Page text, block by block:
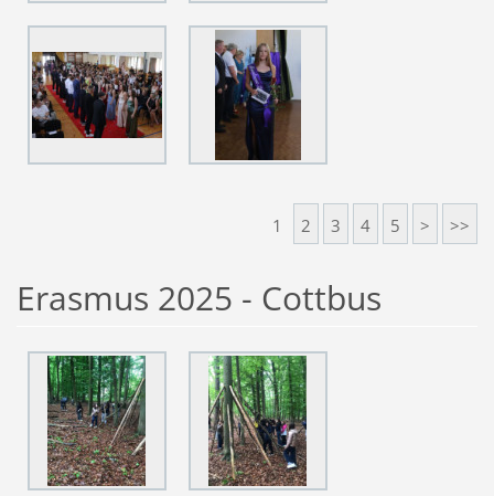
1 2 3 4 5 > >>
Erasmus 2025 - Cottbus